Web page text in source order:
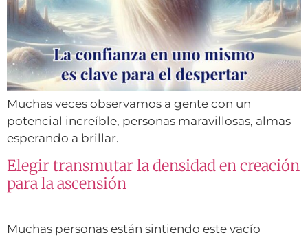
Muchas veces observamos a gente con un
potencial increíble, personas maravillosas, almas
esperando a brillar.
Elegir transmutar la densidad en creación
para la ascensión
Muchas personas están sintiendo este vacío